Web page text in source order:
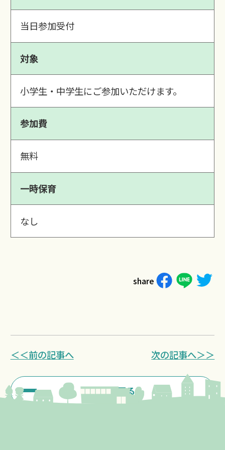
当日参加受付
対象
小学生・中学生にご参加いただけます。
参加費
無料
一時保育
なし
share
＜＜前の記事へ
一覧に戻る
次の記事へ＞＞